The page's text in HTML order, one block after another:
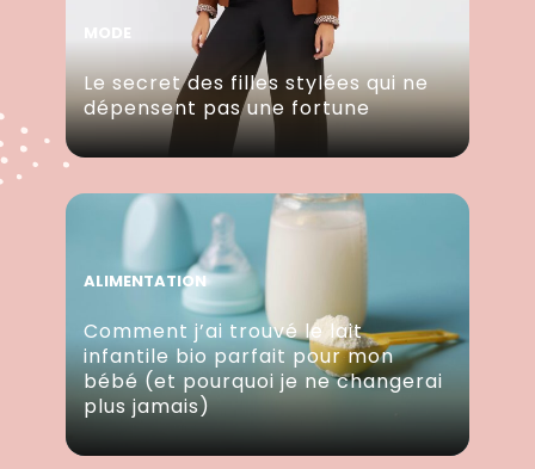
Le secret des filles stylées qui ne
dépensent pas une fortune
ALIMENTATION
Comment j’ai trouvé le lait
infantile bio parfait pour mon
bébé (et pourquoi je ne changerai
plus jamais)